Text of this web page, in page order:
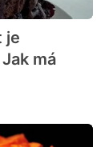
je
má